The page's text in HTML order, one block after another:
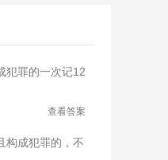
犯罪的一次记12
查看答案
构成犯罪的，不